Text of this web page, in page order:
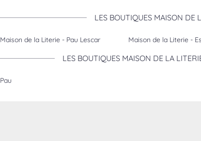
LES BOUTIQUES MAISON DE
Maison de la Literie - Pau Lescar Maison de la Literie -
LES BOUTIQUES MAISON DE LA
Pau